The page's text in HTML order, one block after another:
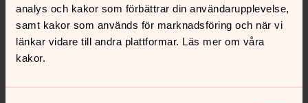
analys och kakor som förbättrar din användarupplevelse,
samt kakor som används för marknadsföring och när vi
länkar vidare till andra plattformar. Läs mer om våra
kakor.
kl. 9–15, lunchstängt kl. 12–12.30. Kyrkogårdsförvaltningen
når du på 040-27 92 00.